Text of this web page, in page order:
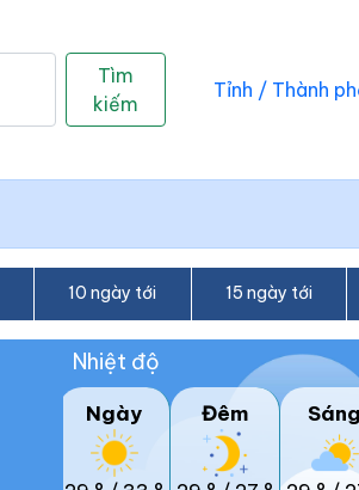
Tìm
kiếm
Tỉnh / Thành
10 ngày tới 15 ngày tới
Nhiệt độ
Ngày Đêm Sáng